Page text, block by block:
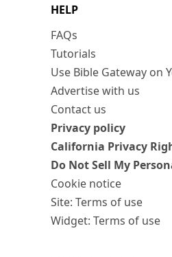
HELP
FAQs
Tutorials
Use Bible Gateway on
Advertise with us
Contact us
Privacy policy
California Privacy
Do Not Sell My
Cookie notice
Site: Terms of use
Widget: Terms of use